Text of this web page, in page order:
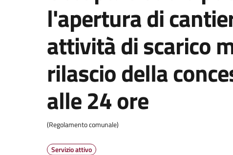
l'apertura di
attività di scarico
rilascio della
alle 24 ore
(Regolamento comunale)
Servizio attivo